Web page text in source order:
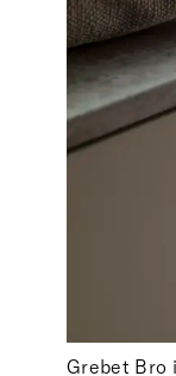
Grebet Bro